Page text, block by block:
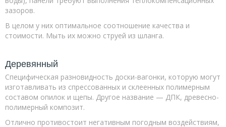
зазоров.
В целом у них оптимальное соотношение качества и
стоимости. Мыть их можно струей из шланга.
Деревянный
Специфическая разновидность доски-вагонки, которую могут
изготавливать из спрессованных и склеенных полимерным
составом опилок и щепы. Другое название — ДПК, древесно-
полимерный композит.
Отлично противостоит негативным погодным воздействиям,